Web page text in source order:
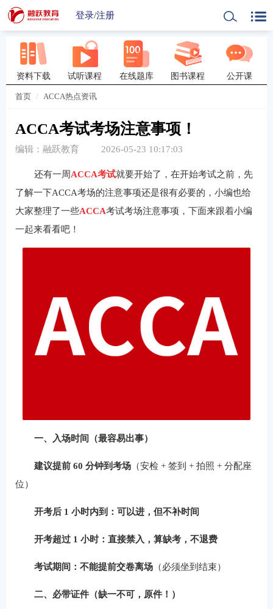
登录/注册
资料下载 试听课程 在线题库 图书课程 公开课
首页 ACCA热点资讯
ACCA考试考场注意事项！
编辑：融跃教育 2026-05-23 10:17:03
还有一周ACCA考试就要开始了，在开始考试之前，先
了解一下ACCA考场的注意事项还是很有必要的，小编也给
大家整理了一些ACCA考试考场注意事项，下面来跟着小编
一起来看看吧！
一、入场时间（最容易出事）
建议提前 60 分钟到考场（安检 + 签到 + 拍照 + 分配座
位）
开考后 1 小时内到：可以进，但不补时间
开考超过 1 小时：直接禁入，算缺考，不退费
考试期间：不能提前交卷离场（必须坐到结束）
二、必带证件（缺一不可，原件！）